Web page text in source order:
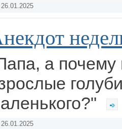
26.01.2025
а почему
26.01.2025